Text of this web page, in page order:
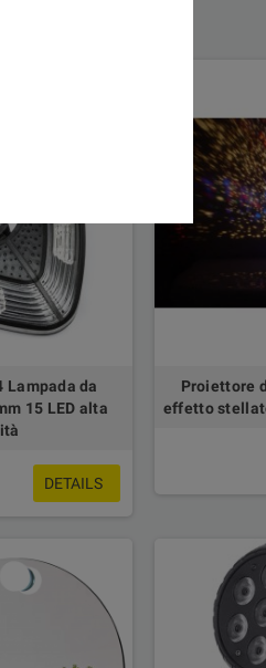
Lampada da
15 LED alta
DETAILS
Proiettore
effetto